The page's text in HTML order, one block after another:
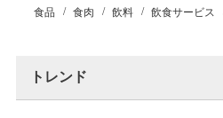
食品 食肉 飲料 飲食サービス
トレンド